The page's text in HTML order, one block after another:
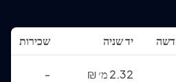
יד שניה שכירות
2.32 מ׳ ₪
-